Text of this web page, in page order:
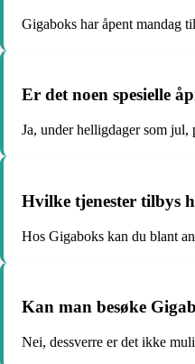
Gigaboks har åpent mandag
Er det noen spesielle
Ja, under helligdager som jul,
Hvilke tjenester tilbys
Hos Gigaboks kan du blant
Kan man besøke
Nei, dessverre er det ikke